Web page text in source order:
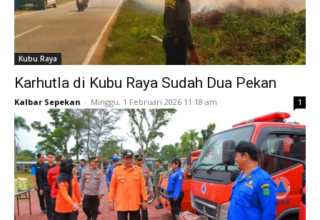
Kubu Raya
Karhutla di Kubu Raya Sudah Dua Pekan
Kalbar Sepekan - Minggu, 1 Februari 2026 11:18 am 1